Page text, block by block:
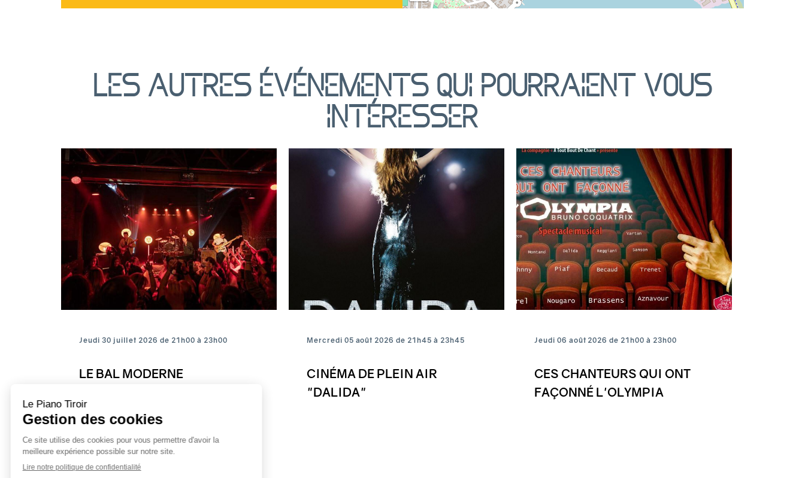
Les autres événements qui pourraient vous
intéresser
Jeudi 30 juillet 2026 de 21h00 à 23h00
LE BAL MODERNE
Mercredi 05 août 2026 de 21h45 à 23h45
CINÉMA DE PLEIN AIR
"DALIDA"
Jeudi 06 août 2026 de 21h00 à 23h00
CES CHANTEURS QUI ONT
FAÇONNÉ L'OLYMPIA